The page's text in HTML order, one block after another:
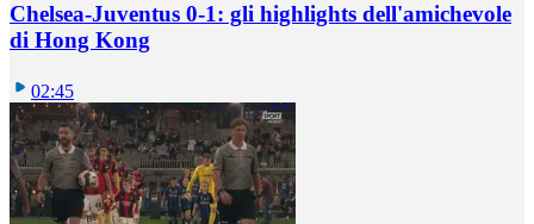
Chelsea-Juventus 0-1: gli highlights dell'amichevole
di Hong Kong
02:45